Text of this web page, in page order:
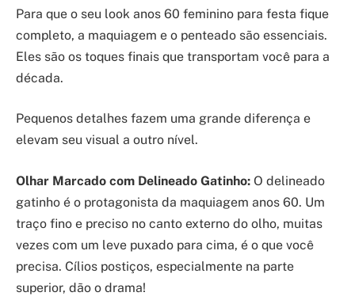
Para que o seu look anos 60 feminino para festa fique
completo, a maquiagem e o penteado são essenciais.
Eles são os toques finais que transportam você para a
década.
Pequenos detalhes fazem uma grande diferença e
elevam seu visual a outro nível.
Olhar Marcado com Delineado Gatinho: O delineado
gatinho é o protagonista da maquiagem anos 60. Um
traço fino e preciso no canto externo do olho, muitas
vezes com um leve puxado para cima, é o que você
precisa. Cílios postiços, especialmente na parte
superior, dão o drama!